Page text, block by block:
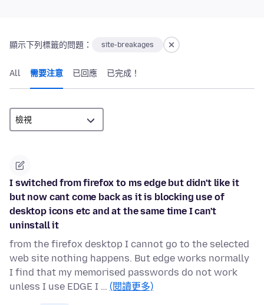
顯示下列標籤的問題： site-breakages
All 需要注意 已回應 已完成！
I switched from firefox to ms edge but didn't like it
but now cant come back as it is blocking use of
desktop icons etc and at the same time I can't
uninstall it
from the firefox desktop I cannot go to the selected
web site nothing happens. But edge works normally
I find that my memorised passwords do not work
unless I use EDGE I … (閱讀更多)